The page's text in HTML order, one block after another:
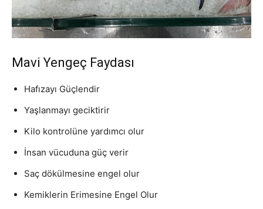
Mavi Yengeç Faydası
Hafızayı Güçlendir
Yaşlanmayı geciktirir
Kilo kontrolüne yardımcı olur
İnsan vücuduna güç verir
Saç dökülmesine engel olur
Kemiklerin Erimesine Engel Olur